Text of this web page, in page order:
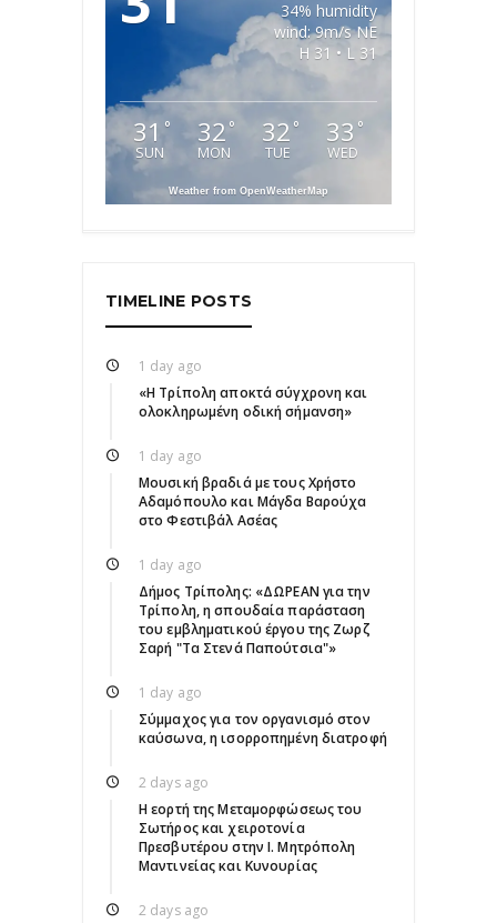
34% humidity
wind: 9m/s NE
H 31 • L 31
31 °
SUN
32 °
MON
32 °
TUE
33 °
WED
Weather from OpenWeatherMap
TIMELINE POSTS
1 day ago
«Η Τρίπολη αποκτά σύγχρονη και
ολοκληρωμένη οδική σήμανση»
1 day ago
Μουσική βραδιά με τους Χρήστο
Αδαμόπουλο και Μάγδα Βαρούχα
στο Φεστιβάλ Ασέας
1 day ago
Δήμος Τρίπολης: «ΔΩΡΕΑΝ για την
Τρίπολη, η σπουδαία παράσταση
του εμβληματικού έργου της Ζωρζ
Σαρή "Τα Στενά Παπούτσια"»
1 day ago
Σύμμαχος για τον οργανισμό στον
καύσωνα, η ισορροπημένη διατροφή
2 days ago
Η εορτή της Μεταμορφώσεως του
Σωτήρος και χειροτονία
Πρεσβυτέρου στην Ι. Μητρόπολη
Μαντινείας και Κυνουρίας
2 days ago